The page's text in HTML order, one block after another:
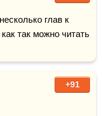
глав к
+91